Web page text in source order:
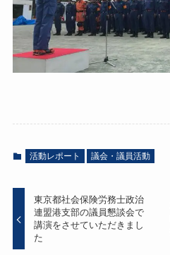
活動レポート 議会・議員活動
東京都社会保険労務士政治
連盟港支部の議員懇談会で
講演をさせていただきまし
た